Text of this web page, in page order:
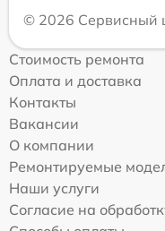
© 2026 Сервисный
Стоимость ремонта
Оплата и доставка
Контакты
Вакансии
О компании
Ремонтируемые
Наши услуги
Согласие на